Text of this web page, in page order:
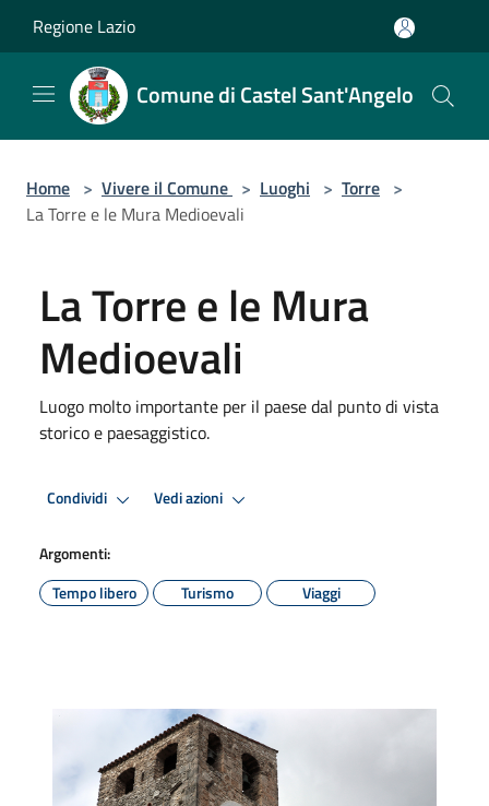
Regione Lazio
Comune di Castel Sant'Angelo
Home > Vivere il Comune > Luoghi > Torre >
La Torre e le Mura Medioevali
La Torre e le Mura
Medioevali
Luogo molto importante per il paese dal punto di vista
storico e paesaggistico.
Condividi Vedi azioni
Argomenti:
Tempo libero
Turismo Viaggi